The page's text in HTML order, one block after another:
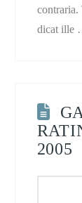
contraria.
dicat ille
2005